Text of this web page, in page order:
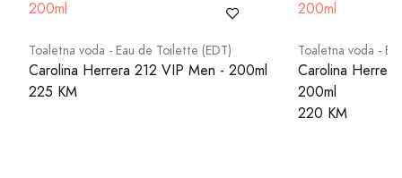
Toaletna voda - Eau de Toilette (EDT)
Carolina Herrera 212 VIP Men - 200ml
225 KM
Toaletna voda -
Carolina
200ml
220 KM